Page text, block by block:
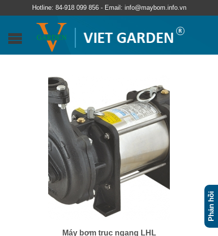
Hotline: 84-918 099 856 - Email: info@maybom.info.vn
Bơm trục ngang LHL 1 pha
Máy bơm trục ngang LHL
Phản hồi